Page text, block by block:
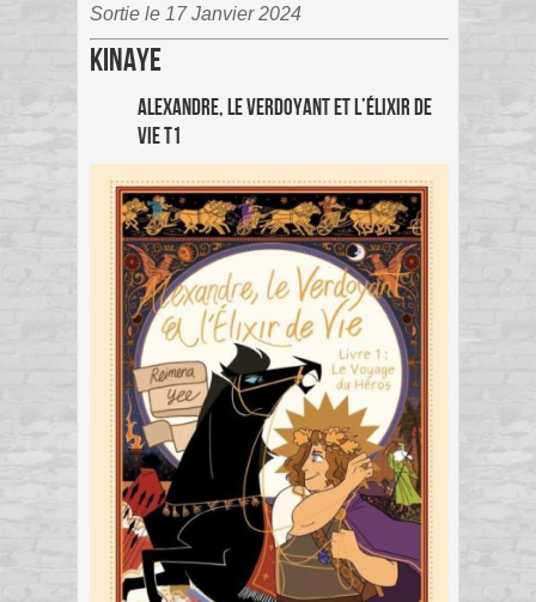
Sortie le 17 Janvier 2024
Kinaye
Alexandre, le verdoyant et l’élixir de
vie T1